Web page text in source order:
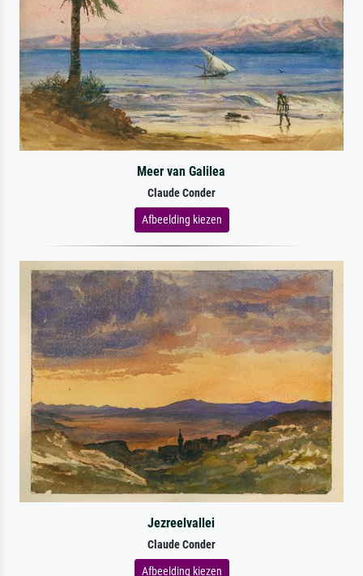
Meer van Galilea
Claude Conder
Afbeelding kiezen
Jezreelvallei
Claude Conder
Afbeelding kiezen